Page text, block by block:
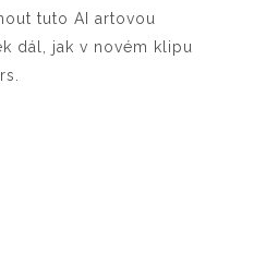
tuto AI artovou
dál, jak v novém klipu